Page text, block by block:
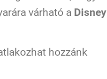
várható a Disney
hozzánk